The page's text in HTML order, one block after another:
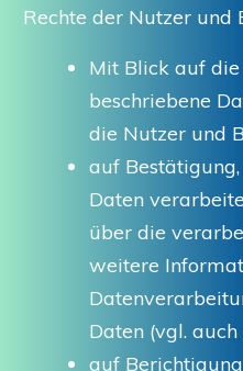
Rechte der Nutzer und
Mit Blick auf
beschriebene
die Nutzer und
auf
Daten
über die
weitere
Daten (vgl.
auf